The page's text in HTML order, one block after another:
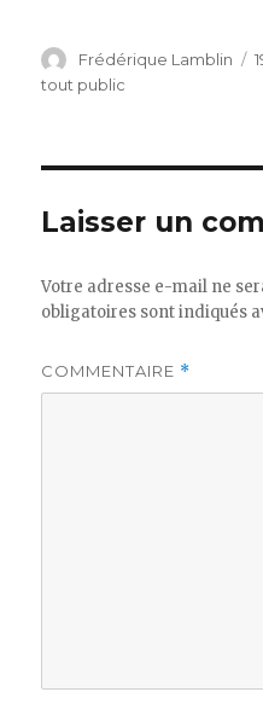
Auteur
Frédérique Lamblin
tout public
Laisser un
Votre adresse e-mail ne
obligatoires sont indiqués
COMMENTAIRE *